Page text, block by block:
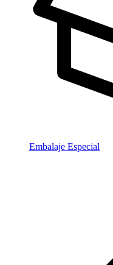
Embalaje Especial